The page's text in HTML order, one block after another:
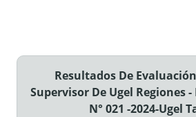
Resultados De
Supervisor De Ugel Regiones -
N° 021 -2024-Ugel